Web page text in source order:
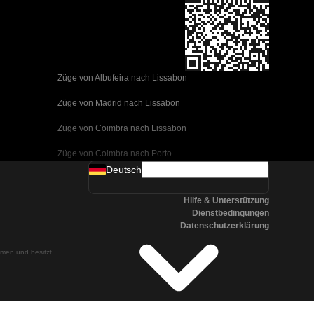
Züge von Albufeira nach Lissabon
Züge von Madrid nach Lissabon
Züge von Coimbra nach Lissabon
Züge von Coimbra nach Porto
Züge von Valencia nach Barcelona
Züge von Malaga nach Barcelona
Züge von Malaga nach Madrid
Züge von Cordoba nach Madrid
und besitzt
Deutsch
Hilfe & Unterstützung
Dienstbedingungen
Datenschutzerklärung